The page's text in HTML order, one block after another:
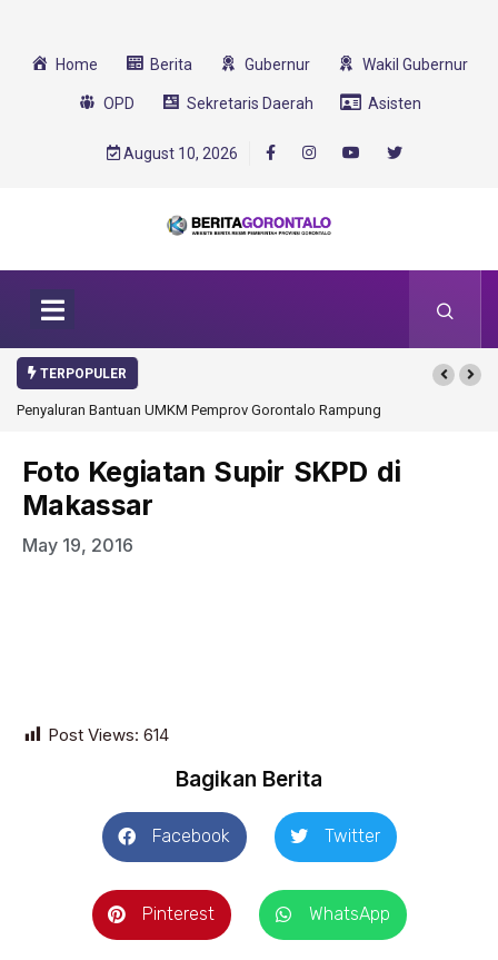
Home Berita Gubernur Wakil Gubernur
OPD Sekretaris Daerah Asisten
August 10, 2026
TERPOPULER
Penyaluran Bantuan UMKM Pemprov Gorontalo Rampung
Foto Kegiatan Supir SKPD di
Makassar
May 19, 2016
Post Views: 614
Bagikan Berita
Facebook Twitter
Pinterest WhatsApp